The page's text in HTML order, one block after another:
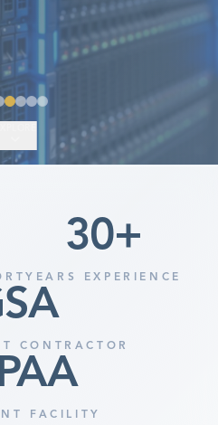
30+
YEARS EXPERIENCE
CONTRACTOR
FACILITY